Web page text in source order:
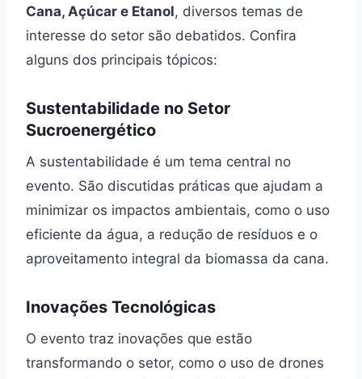
Cana, Açúcar e Etanol, diversos temas de
interesse do setor são debatidos. Confira
alguns dos principais tópicos:
Sustentabilidade no Setor
Sucroenergético
A sustentabilidade é um tema central no
evento. São discutidas práticas que ajudam a
minimizar os impactos ambientais, como o uso
eficiente da água, a redução de resíduos e o
aproveitamento integral da biomassa da cana.
Inovações Tecnológicas
O evento traz inovações que estão
transformando o setor, como o uso de drones